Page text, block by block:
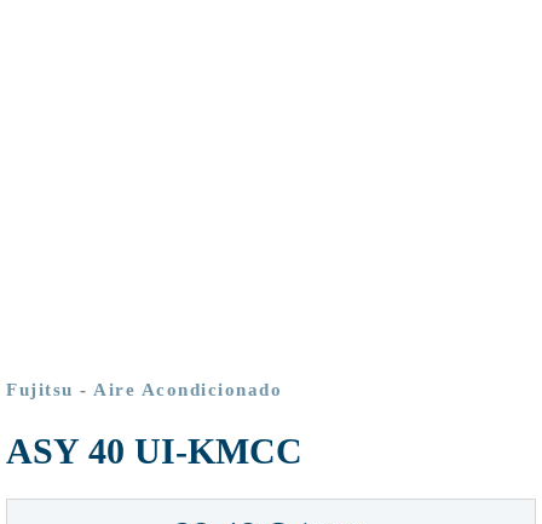
Fujitsu - Aire Acondicionado
ASY 40 UI-KMCC